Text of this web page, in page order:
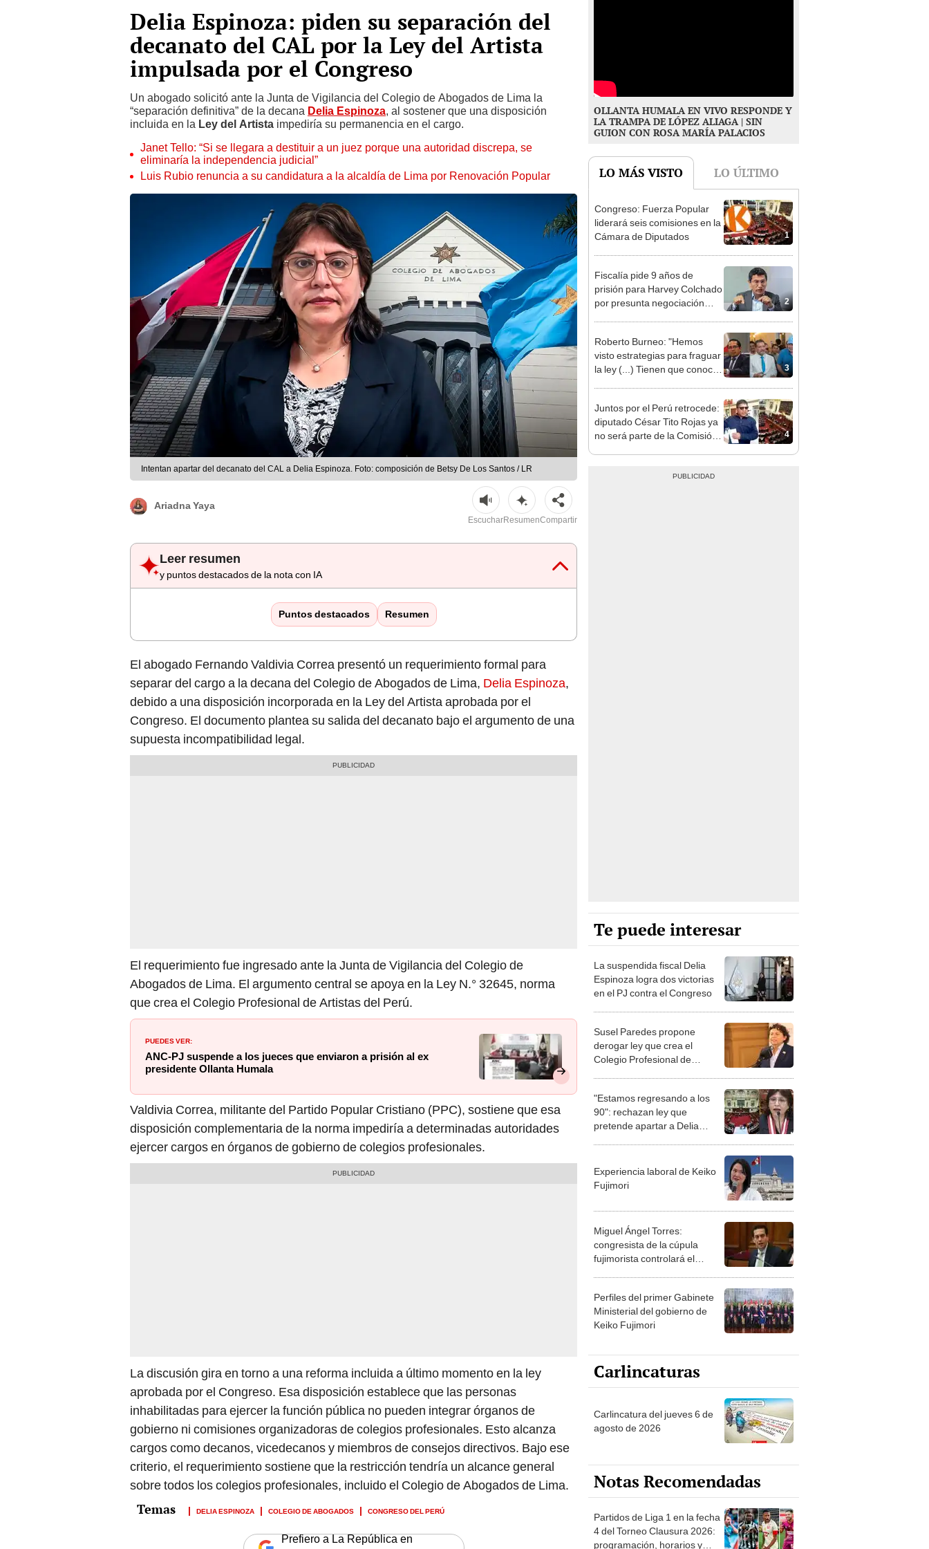
Delia Espinoza: piden su separación del
decanato del CAL por la Ley del Artista
impulsada por el Congreso
Un abogado solicitó ante la Junta de Vigilancia del Colegio de Abogados de Lima la
“separación definitiva” de la decana Delia Espinoza, al sostener que una disposición
incluida en la Ley del Artista impediría su permanencia en el cargo.
Janet Tello: “Si se llegara a destituir a un juez porque una autoridad discrepa, se
eliminaría la independencia judicial”
Luis Rubio renuncia a su candidatura a la alcaldía de Lima por Renovación Popular
Intentan apartar del decanato del CAL a Delia Espinoza. Foto: composición de Betsy De Los Santos / LR
Ariadna Yaya
EscucharResumenCompartir
Leer resumen
y puntos destacados de la nota con IA
Puntos destacados Resumen
El abogado Fernando Valdivia Correa presentó un requerimiento formal para
separar del cargo a la decana del Colegio de Abogados de Lima, Delia Espinoza,
debido a una disposición incorporada en la Ley del Artista aprobada por el
Congreso. El documento plantea su salida del decanato bajo el argumento de una
supuesta incompatibilidad legal.
El requerimiento fue ingresado ante la Junta de Vigilancia del Colegio de
Abogados de Lima. El argumento central se apoya en la Ley N.° 32645, norma
que crea el Colegio Profesional de Artistas del Perú.
PUEDES VER:
ANC-PJ suspende a los jueces que enviaron a prisión al ex
presidente Ollanta Humala
Valdivia Correa, militante del Partido Popular Cristiano (PPC), sostiene que esa
disposición complementaria de la norma impediría a determinadas autoridades
ejercer cargos en órganos de gobierno de colegios profesionales.
La discusión gira en torno a una reforma incluida a último momento en la ley
aprobada por el Congreso. Esa disposición establece que las personas
inhabilitadas para ejercer la función pública no pueden integrar órganos de
gobierno ni comisiones organizadoras de colegios profesionales. Esto alcanza
cargos como decanos, vicedecanos y miembros de consejos directivos. Bajo ese
criterio, el requerimiento sostiene que la restricción tendría un alcance general
sobre todos los colegios profesionales, incluido el Colegio de Abogados de Lima.
DELIA ESPINOZA COLEGIO DE ABOGADOS CONGRESO DEL PERÚ
Prefiero a La República en
OLLANTA HUMALA EN VIVO RESPONDE Y
LA TRAMPA DE LÓPEZ ALIAGA | SIN
GUION CON ROSA MARÍA PALACIOS
LO MÁS VISTO LO ÚLTIMO
1
Congreso: Fuerza Popular
liderará seis comisiones en la
Cámara de Diputados
2
Fiscalía pide 9 años de
prisión para Harvey Colchado
por presunta negociación
3
Roberto Burneo: "Hemos
visto estrategias para fraguar
la ley (...) Tienen que conocer
4
Juntos por el Perú retrocede:
diputado César Tito Rojas ya
no será parte de la Comisión
Te puede interesar
La suspendida fiscal Delia
Espinoza logra dos victorias
en el PJ contra el Congreso
Susel Paredes propone
derogar ley que crea el
Colegio Profesional de
"Estamos regresando a los
90": rechazan ley que
pretende apartar a Delia
Experiencia laboral de Keiko
Fujimori
Miguel Ángel Torres:
congresista de la cúpula
fujimorista controlará el
Perfiles del primer Gabinete
Ministerial del gobierno de
Keiko Fujimori
Carlincaturas
Carlincatura del jueves 6 de
agosto de 2026
Notas Recomendadas
Partidos de Liga 1 en la fecha
4 del Torneo Clausura 2026:
programación, horarios y